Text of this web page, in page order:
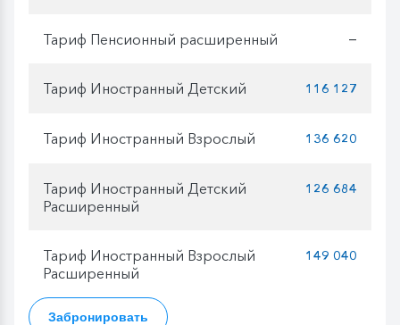
Тариф Пенсионный расширенный —
Тариф Иностранный Детский 116 127
Тариф Иностранный Взрослый 136 620
Тариф Иностранный Детский
Расширенный
126 684
Тариф Иностранный Взрослый
Расширенный
149 040
Забронировать